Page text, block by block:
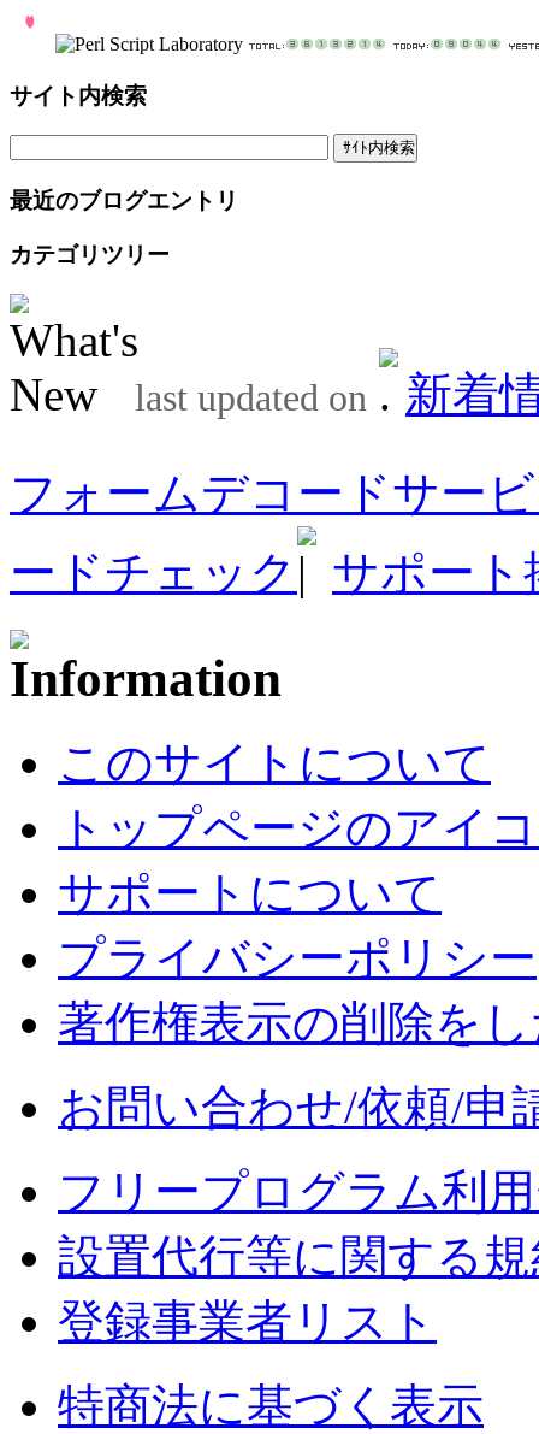
サイト内検索
最近のブログエントリ
カテゴリツリー
last updated on
新着
フォームデコードサー
ードチェック
サポート
このサイトについて
トップページのアイ
サポートについて
プライバシーポリシー
著作権表示の削除を
お問い合わせ/依頼/申
フリープログラム利
設置代行等に関する
登録事業者リスト
特商法に基づく表示